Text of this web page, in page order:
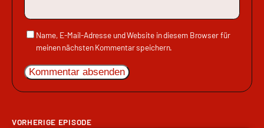
Name, E-Mail-Adresse und Website in diesem Browser für
meinen nächsten Kommentar speichern.
VORHERIGE EPISODE